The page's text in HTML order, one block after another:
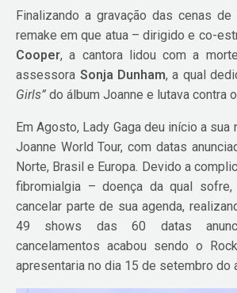
Finalizando a gravação das cenas de
remake em que atua – dirigido e co-
Cooper, a cantora lidou com a
assessora Sonja Dunham, a qual
Girls” do álbum Joanne e lutava contra
Em Agosto, Lady Gaga deu início a sua
Joanne World Tour, com datas
Norte, Brasil e Europa. Devido a
fibromialgia – doença da qual
cancelar parte de sua agenda,
49 shows das 60 datas
cancelamentos acabou sendo o
apresentaria no dia 15 de setembro do